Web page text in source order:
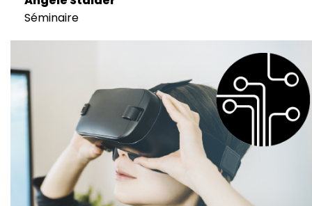
Séminaire